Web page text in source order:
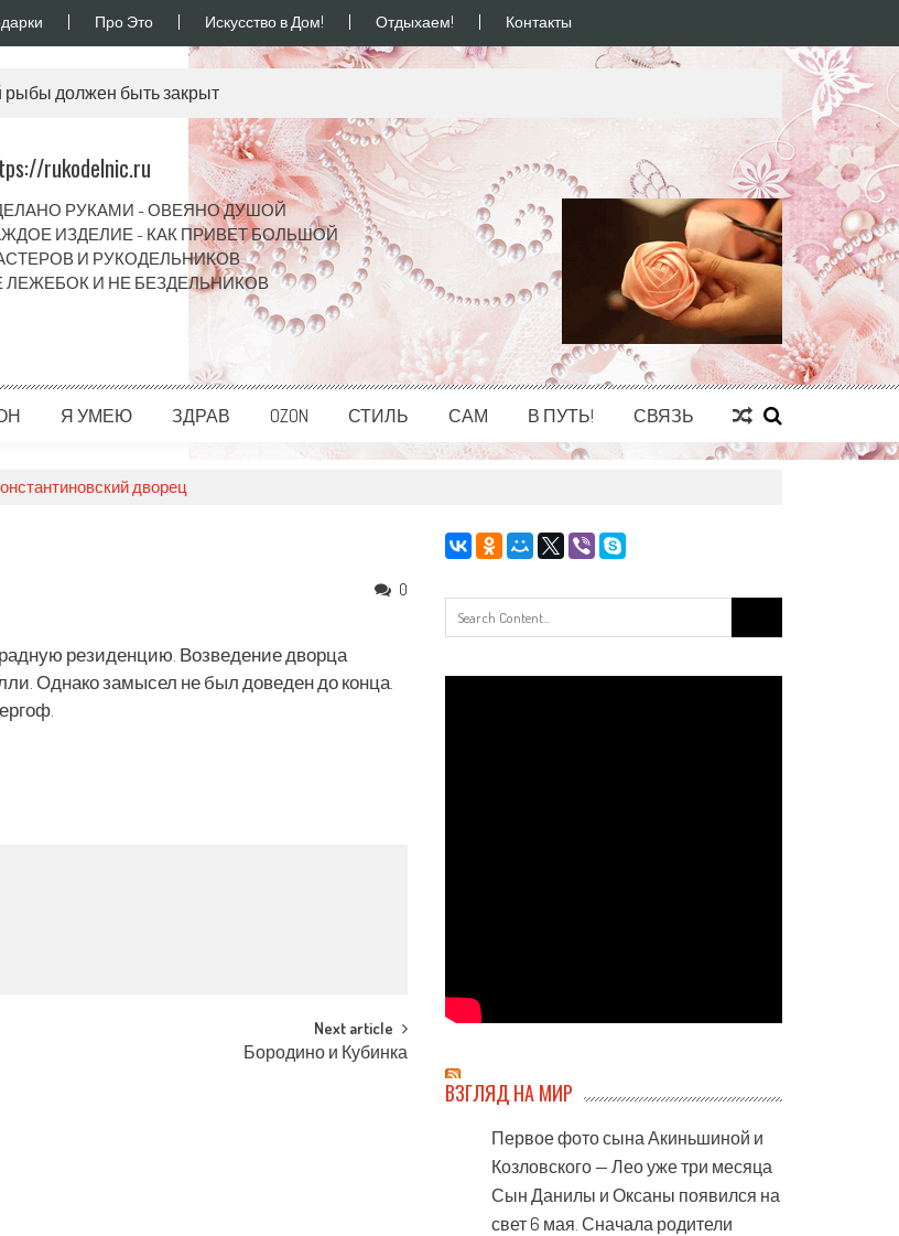
Про Это Искусство в Дом! Отдыхаем! Контакты
рыбы должен быть закрыт
rukodelnic.ru
РУКАМИ - ОВЕЯНО ДУШОЙ
ИЗДЕЛИЕ - КАК ПРИВЕТ БОЛЬШОЙ
И РУКОДЕЛЬНИКОВ
ЛЕЖЕБОК И НЕ БЕЗДЕЛЬНИКОВ
Я УМЕЮ ЗДРАВ OZON СТИЛЬ САМ В ПУТЬ! СВЯЗЬ
дворец
0
резиденцию. Возведение дворца
Однако замысел не был доведен до конца.
Next article
Бородино и Кубинка
for:
ВЗГЛЯД НА МИР
Первое фото сына Акиньшиной и
Козловского — Лео уже три месяца
Сын Данилы и Оксаны появился на
свет 6 мая. Сначала родители